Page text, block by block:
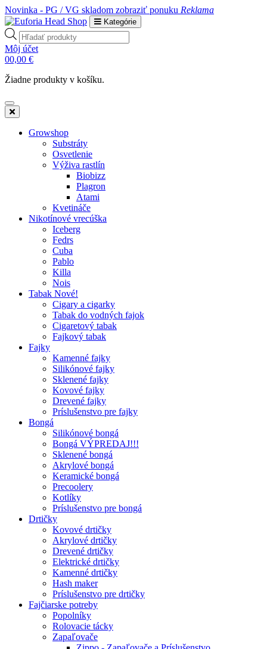
Novinka - PG / VG skladom zobraziť ponuku Reklama
Kategórie
Products
search
Môj účet
00,00 €
Žiadne produkty v košíku.
Growshop
Substráty
Osvetlenie
Výživa rastlín
Biobizz
Plagron
Atami
Kvetináče
Nikotínové vrecúška
Iceberg
Fedrs
Cuba
Pablo
Killa
Nois
Tabak Nové!
Cigary a cigarky
Tabak do vodných fajok
Cigaretový tabak
Fajkový tabak
Fajky
Kamenné fajky
Silikónové fajky
Sklenené fajky
Kovové fajky
Drevené fajky
Príslušenstvo pre fajky
Bongá
Silikónové bongá
Bongá VÝPREDAJ!!!
Sklenené bongá
Akrylové bongá
Keramické bongá
Precoolery
Kotlíky
Príslušenstvo pre bongá
Drtičky
Kovové drtičky
Akrylové drtičky
Drevené drtičky
Elektrické drtičky
Kamenné drtičky
Hash maker
Príslušenstvo pre drtičky
Fajčiarske potreby
Popolníky
Rolovacie tácky
Zapaľovače